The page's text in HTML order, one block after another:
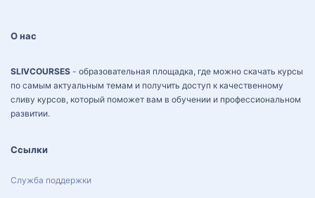
О нас
SLIVCOURSES - образовательная площадка, где можно скачать курсы
по самым актуальным темам и получить доступ к качественному
сливу курсов, который поможет вам в обучении и профессиональном
развитии.
Ссылки
Служба поддержки